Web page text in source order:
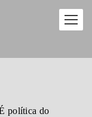
política do